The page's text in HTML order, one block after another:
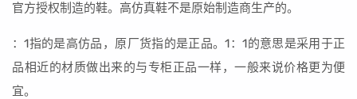
官方授权制造的鞋。高仿真鞋不是原始制造商生产的。
：1指的是高仿品，原厂货指的是正品。1：1的意思是采用于正
品相近的材质做出来的与专柜正品一样，一般来说价格更为便
宜。